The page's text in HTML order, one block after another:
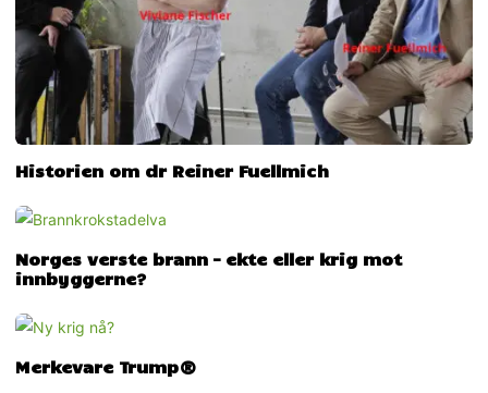
Historien om dr Reiner Fuellmich
Norges verste brann – ekte eller krig mot
innbyggerne?
Merkevare Trump®